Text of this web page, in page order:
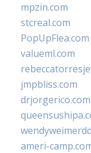
mpzin.com
stcreal.com
PopUpFlea.com
valueml.com
jmpbliss.com
drjorgerico.com
ameri-